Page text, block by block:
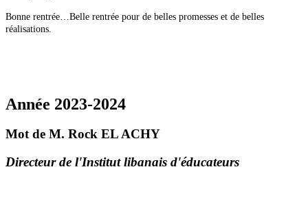
Bonne rentrée…Belle rentrée pour de belles promesses et de belles
réalisations.
Année 2023-2024
Mot de M. Rock EL ACHY
Directeur de l'Institut libanais d'éducateurs